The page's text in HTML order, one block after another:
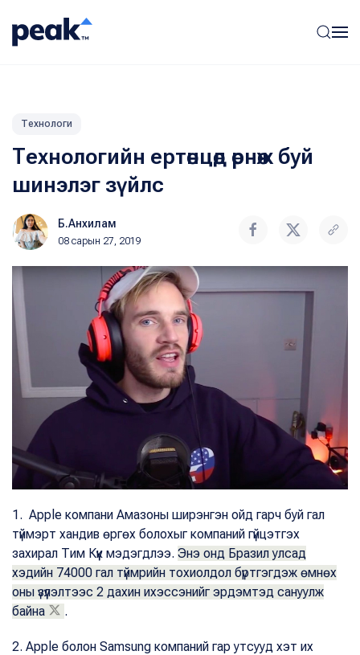
Технологи
Технологийн ертөнцөд өрнөж буй
шинэлэг зүйлс
Б.Анхилам
08 сарын 27, 2019
1. Apple компани Амазоны ширэнгэн ойд гарч буй гал
түймэрт хандив өргөх болохыг компаний гүйцэтгэх
захирал Тим Күүк мэдэгдлээ. Энэ онд Бразил улсад
хэдийн 74000 гал түймрийн тохиолдол бүртгэгдэж өмнөх
оны үзүүлэлтээс 2 дахин ихэссэнийг эрдэмтэд сануулж
байна
.
2. Apple болон Samsung компаний гар утсууд хэт их